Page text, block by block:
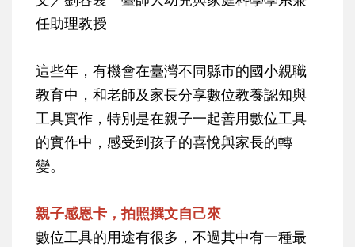
任助理教授
這些年，有機會在臺灣不同縣市的國小親職
教育中，和老師及家長分享數位教養認知與
工具實作，特別是在親子一起善用數位工具
的實作中，感受到孩子的喜悅與家長的轉
變。
親子感恩卡，拍照撰文自己來
數位工具的用途有很多，不過其中有一種最